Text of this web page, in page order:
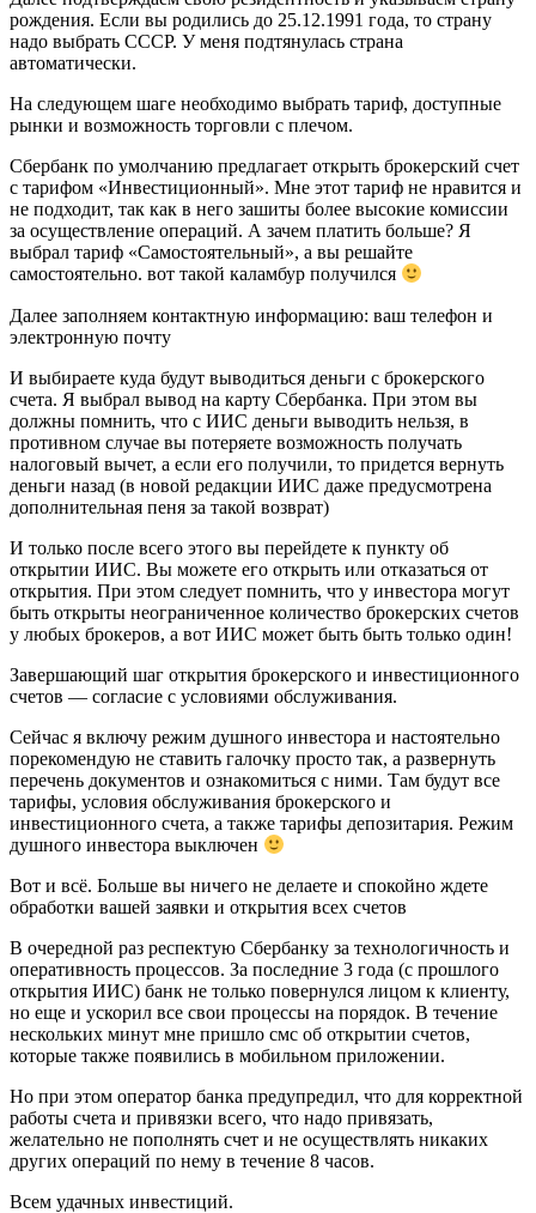
рождения. Если вы родились до 25.12.1991 года, то страну
надо выбрать СССР. У меня подтянулась страна
автоматически.
На следующем шаге необходимо выбрать тариф, доступные
рынки и возможность торговли с плечом.
Сбербанк по умолчанию предлагает открыть брокерский счет
с тарифом «Инвестиционный». Мне этот тариф не нравится и
не подходит, так как в него зашиты более высокие комиссии
за осуществление операций. А зачем платить больше? Я
выбрал тариф «Самостоятельный», а вы решайте
самостоятельно. вот такой каламбур получился
Далее заполняем контактную информацию: ваш телефон и
электронную почту
И выбираете куда будут выводиться деньги с брокерского
счета. Я выбрал вывод на карту Сбербанка. При этом вы
должны помнить, что с ИИС деньги выводить нельзя, в
противном случае вы потеряете возможность получать
налоговый вычет, а если его получили, то придется вернуть
деньги назад (в новой редакции ИИС даже предусмотрена
дополнительная пеня за такой возврат)
И только после всего этого вы перейдете к пункту об
открытии ИИС. Вы можете его открыть или отказаться от
открытия. При этом следует помнить, что у инвестора могут
быть открыты неограниченное количество брокерских счетов
у любых брокеров, а вот ИИС может быть быть только один!
Завершающий шаг открытия брокерского и инвестиционного
счетов — согласие с условиями обслуживания.
Сейчас я включу режим душного инвестора и настоятельно
порекомендую не ставить галочку просто так, а развернуть
перечень документов и ознакомиться с ними. Там будут все
тарифы, условия обслуживания брокерского и
инвестиционного счета, а также тарифы депозитария. Режим
душного инвестора выключен
Вот и всё. Больше вы ничего не делаете и спокойно ждете
обработки вашей заявки и открытия всех счетов
В очередной раз респектую Сбербанку за технологичность и
оперативность процессов. За последние 3 года (с прошлого
открытия ИИС) банк не только повернулся лицом к клиенту,
но еще и ускорил все свои процессы на порядок. В течение
нескольких минут мне пришло смс об открытии счетов,
которые также появились в мобильном приложении.
Но при этом оператор банка предупредил, что для корректной
работы счета и привязки всего, что надо привязать,
желательно не пополнять счет и не осуществлять никаких
других операций по нему в течение 8 часов.
Всем удачных инвестиций.